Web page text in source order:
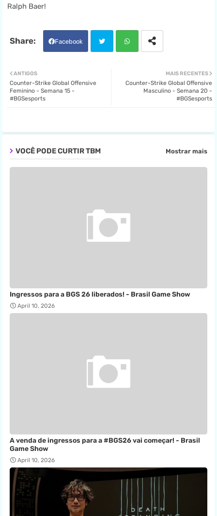
Ralph Baer!
Facebook
tsa
MAIS RECENTES
Counter-Strike Global Offensive
Masculino - Semana 20 -
#BGSesports
ANTIGOS
Counter-Strike Global Offensive
Feminino - Semana 15 -
#BGSesports
VOCÊ PODE CURTIR TBM Mostrar mais
Ingressos para a BGS 26 liberados! - Brasil Game Show
April 10, 2026
A venda de ingressos para a #BGS26 vai começar! - Brasil
Game Show
April 10, 2026